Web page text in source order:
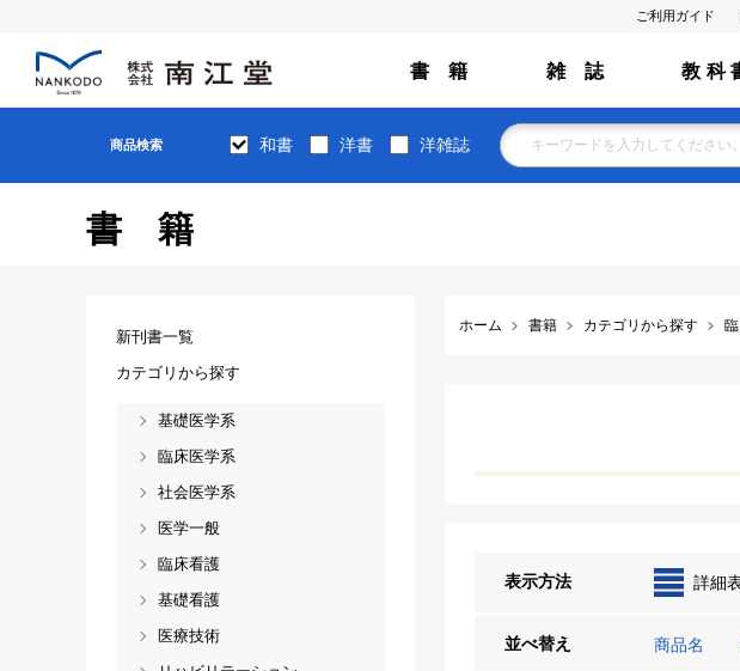
ご利用ガイド
書 籍 雑 誌 教 科
商品検索 和書 洋書 洋雑誌
書籍
ホーム 書籍 カテゴリから探す
表示方法 詳細
並べ替え 商品名
新刊書一覧
カテゴリから探す
基礎医学系
臨床医学系
社会医学系
医学一般
臨床看護
基礎看護
医療技術